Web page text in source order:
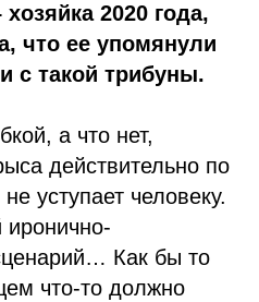
2020 года,
что ее упомянули
с такой трибуны.
а что нет,
действительно по
уступает человеку.
иронично-
Как бы то
что-то должно